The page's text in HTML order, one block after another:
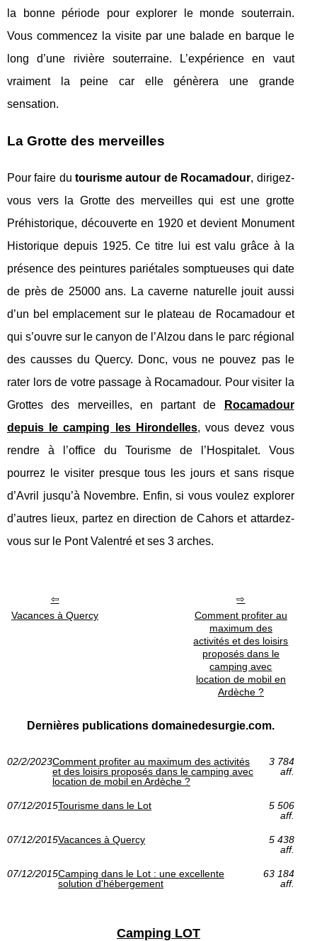
la bonne période pour explorer le monde souterrain.
Vous commencez la visite par une balade en barque le
long d’une rivière souterraine. L’expérience en vaut
vraiment la peine car elle génèrera une grande
sensation.
La Grotte des merveilles
Pour faire dutourisme autour de Rocamadour, dirigez-
vous vers la Grotte des merveilles qui est une grotte
Préhistorique, découverte en 1920 et devient Monument
Historique depuis 1925. Ce titre lui est valu grâce à la
présence des peintures pariétales somptueuses qui date
de près de 25000 ans. La caverne naturelle jouit aussi
d’un bel emplacement sur le plateau de Rocamadour et
qui s’ouvre sur le canyon de l’Alzou dans le parc régional
des causses du Quercy. Donc, vous ne pouvez pas le
rater lors de votre passage à Rocamadour. Pour visiter la
Grottes des merveilles, en partant de
Rocamadour
depuis le camping les Hirondelles, vous devez vous
rendre à l’office du Tourisme de l’Hospitalet. Vous
pourrez le visiter presque tous les jours et sans risque
d’Avril jusqu’à Novembre. Enfin, si vous voulez explorer
d’autres lieux, partez en direction de Cahors et attardez-
vous sur le Pont Valentré et ses 3 arches.
Vacances à Quercy
Comment profiter au
maximum des
activités et des loisirs
proposés dans le
camping avec
location de mobil en
Ardèche ?
Dernières publications domainedesurgie.com.
02/2/2023Comment profiter au maximum des activités
et des loisirs proposés dans le camping avec
location de mobil en Ardèche ?
3 784
aff.
07/12/2015Tourisme dans le Lot
5 506
aff.
07/12/2015Vacances à Quercy
5 438
aff.
07/12/2015Camping dans le Lot : une excellente
solution d'hébergement
63 184
aff.
Camping LOT